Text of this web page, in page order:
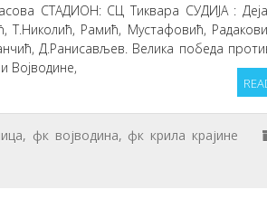
СТАДИОН: СЦ Тиквара СУДИЈА :
Рамић, Мустафовић,
Д.Ранисављев. Велика победа
Војводине,
, фк војводина, фк крила крајине